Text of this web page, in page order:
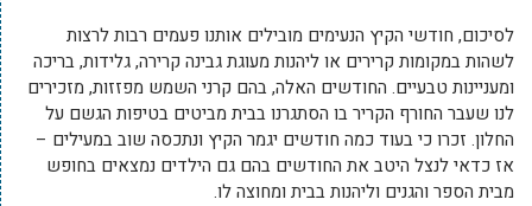
לסיכום, חודשי הקיץ הנעימים מובילים אותנו פעמים רבות לרצות
לשהות במקומות קרירים או ליהנות מעוגת גבינה קרירה, גלידות, בריכה
ומעניינות טבעיים. החודשים האלה, בהם קרני השמש מפזזות, מזכירים
לנו שעבר החורף הקריר בו הסתגרנו בבית מביטים בטיפות הגשם על
החלון. זכרו כי בעוד כמה חודשים יגמר הקיץ ונתכסה שוב במעילים –
אז כדאי לנצל היטב את החודשים בהם גם הילדים נמצאים בחופש
מבית הספר והגנים וליהנות בבית ומחוצה לו.